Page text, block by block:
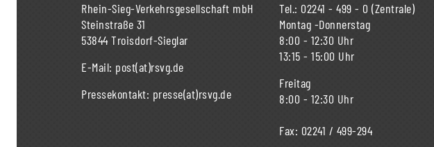
Rhein-Sieg-Verkehrsgesellschaft mbH
Steinstraße 31
53844 Troisdorf-Sieglar
E-Mail: post(at)rsvg.de
Pressekontakt: presse(at)rsvg.de
Tel.: 02241 - 499 - 0 (Zentrale)
Montag -Donnerstag
8:00 - 12:30 Uhr
13:15 - 15:00 Uhr
Freitag
8:00 - 12:30 Uhr
Fax: 02241 / 499-294